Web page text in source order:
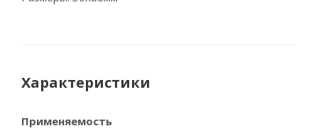
Характеристики
Применяемость